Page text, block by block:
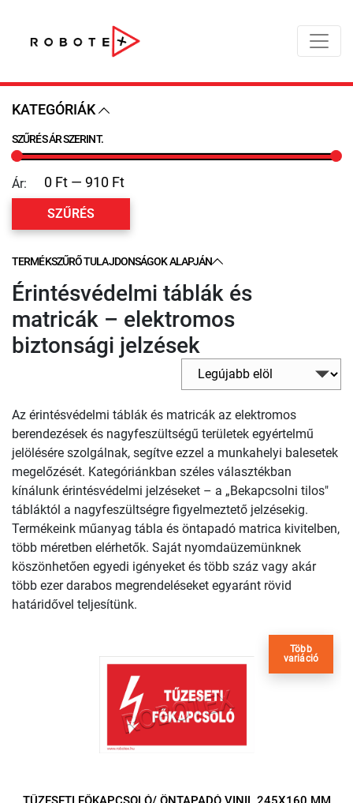
KATEGÓRIÁK
SZŰRÉS ÁR SZERINT.
Ár:
SZŰRÉS
TERMÉKSZŰRŐ TULAJDONSÁGOK ALAPJÁN
Érintésvédelmi táblák és
matricák – elektromos
biztonsági jelzések
Az érintésvédelmi táblák és matricák az elektromos
berendezések és nagyfeszültségű területek egyértelmű
jelölésére szolgálnak, segítve ezzel a munkahelyi balesetek
megelőzését. Kategóriánkban széles választékban
kínálunk érintésvédelmi jelzéseket – a „Bekapcsolni tilos"
tábláktól a nagyfeszültségre figyelmeztető jelzésekig.
Termékeink műanyag tábla és öntapadó matrica kivitelben,
több méretben elérhetők. Saját nyomdaüzemünknek
köszönhetően egyedi igényeket és több száz vagy akár
több ezer darabos megrendeléseket egyaránt rövid
határidővel teljesítünk.
Több
variáció